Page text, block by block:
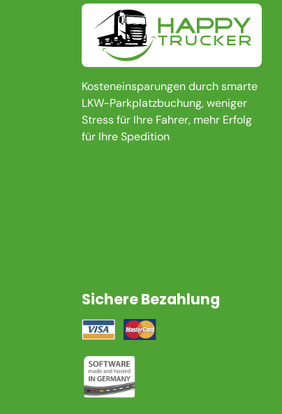
Kosteneinsparungen durch smarte
LKW-Parkplatzbuchung, weniger
Stress für Ihre Fahrer, mehr Erfolg
für Ihre Spedition
Sichere Bezahlung